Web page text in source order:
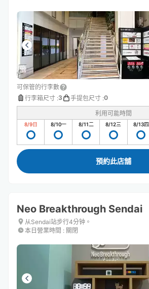
可保管的行李數
行李箱尺寸 :3 手提包尺寸 :0
利用可能時間
8/9日 8/10一 8/11二 8/12三 8/13四
預約此店舖
Neo Breakthrough Sendai
从Sendai站步行4分钟。
本日營業時間 : 關閉